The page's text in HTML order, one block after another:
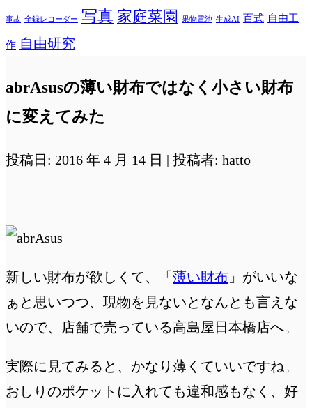
事故 全録レコーダー 写真 家庭菜園 果物電池 生成AI 百式 自由工
作 自由研究
abrAsusの薄い財布ではなく小さい財布
に変えてみた
投稿日: 2016 年 4 月 14 日 | 投稿者: hatto
新しい財布が欲しくて、「 薄い財布 」がいいな
ぁと思いつつ、現物を見ないとなんとも言えな
いので、店舗で売っている高島屋日本橋店へ。
実際に見てみると、かなり薄くていいですね。
おしりのポケットに入れても違和感もなく、好